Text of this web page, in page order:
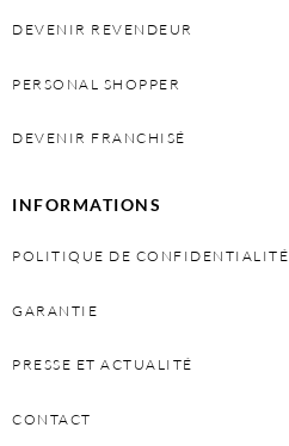
DEVENIR REVENDEUR
PERSONAL SHOPPER
DEVENIR FRANCHISÉ
INFORMATIONS
POLITIQUE DE CONFIDENTIALITÉ
GARANTIE
PRESSE ET ACTUALITÉ
CONTACT